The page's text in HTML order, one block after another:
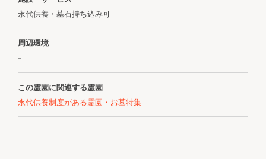
永代供養・墓石持ち込み可
周辺環境
-
この霊園に関連する霊園
永代供養制度がある霊園・お墓特集